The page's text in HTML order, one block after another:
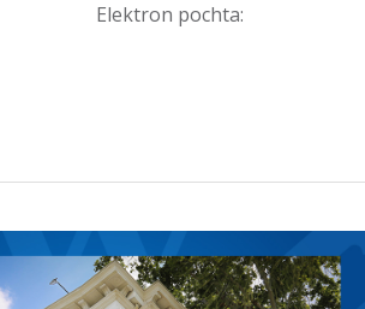
Elektron pochta: